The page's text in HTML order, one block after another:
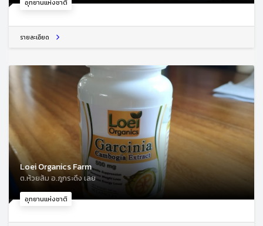
อุทยานแห่งชาติ
รายละเอียด
อุทยานแห่งชาติ
Loei Organics Farm
ต.ห้วยส้ม อ.ภูกระดึง เลย